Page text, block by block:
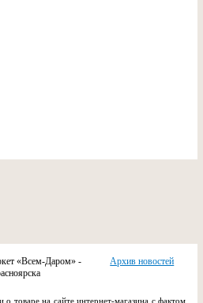
Архив новостей
«Всем-Даром» -
товаре на сайте интернет-магазина с фактом